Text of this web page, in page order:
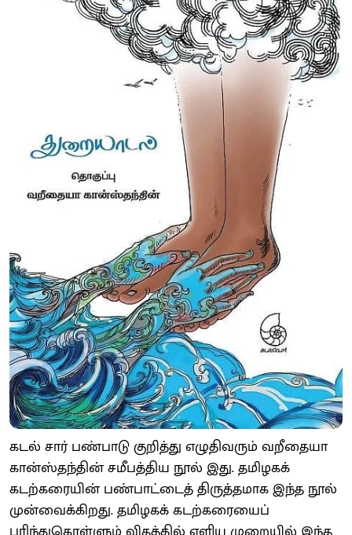
கடல் சார் பண்பாடு குறித்து எழுதிவரும் வறீதையா
கான்ஸ்தந்தின் சமீபத்திய நூல் இது. தமிழகக்
கடற்கரையின் பண்பாட்டைத் திருத்தமாக இந்த நூல்
முன்வைக்கிறது. தமிழகக் கடற்கரையைப்